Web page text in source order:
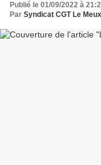
Publié le 01/09/2022 à
Par Syndicat CGT Le Meux